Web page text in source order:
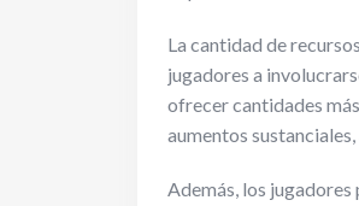
La cantidad de
jugadores a
ofrecer cantidades
aumentos
Además, los